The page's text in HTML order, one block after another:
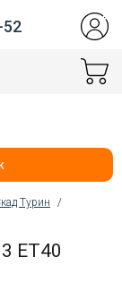
52
Турин
/
ET40